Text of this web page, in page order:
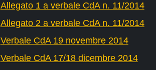
Allegato 1 a verbale CdA n. 11/2014
Allegato 2 a verbale CdA n. 11/2014
Verbale CdA 19 novembre 2014
Verbale CdA 17/18 dicembre 2014